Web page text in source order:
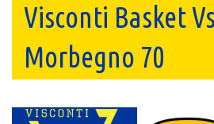
Visconti Basket
Morbegno 70